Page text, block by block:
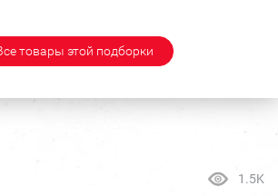
товары этой подборки
1.5K